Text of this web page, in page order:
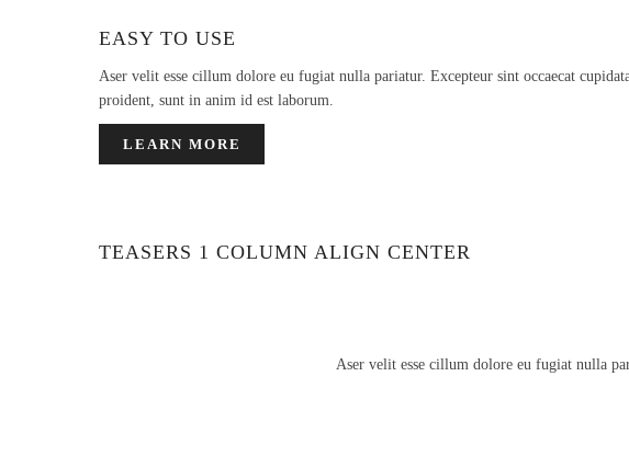
EASY TO USE
Aser velit esse cillum dolore eu fugiat nulla pariatur. Excepteur sint occaecat
proident, sunt in anim id est laborum.
LEARN MORE
TEASERS 1 COLUMN ALIGN CENTER
Aser velit esse cillum dolore eu fugiat nulla